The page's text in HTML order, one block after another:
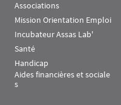
Associations
Mission Orientation Emploi
Incubateur Assas Lab'
Santé
Handicap
Aides financières et sociale
s